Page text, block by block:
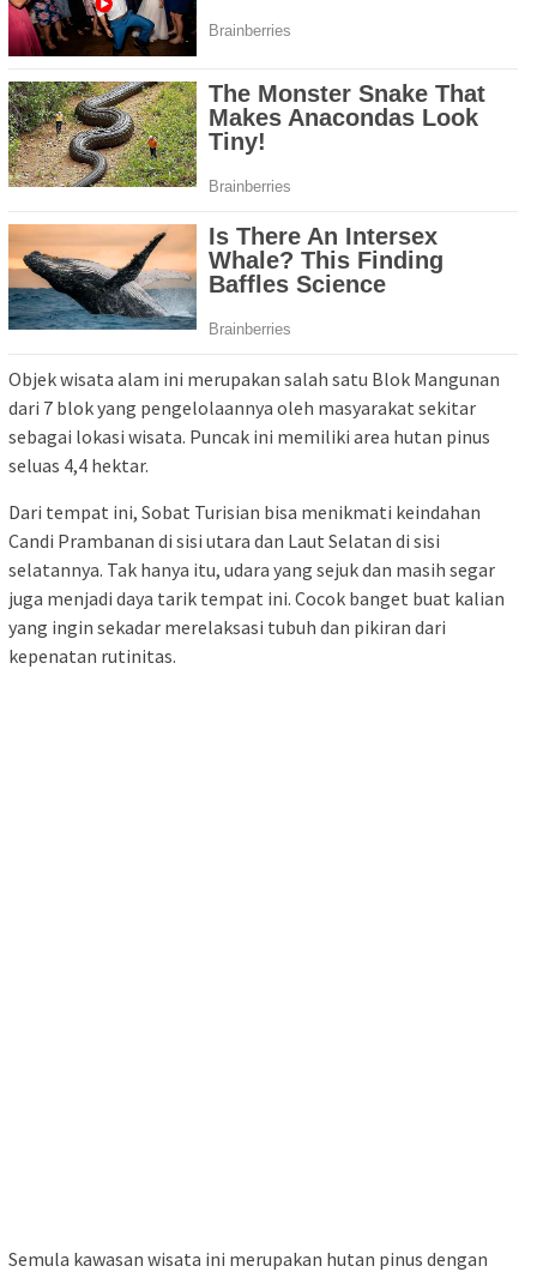
Objek wisata alam ini merupakan salah satu Blok Mangunan
dari 7 blok yang pengelolaannya oleh masyarakat sekitar
sebagai lokasi wisata. Puncak ini memiliki area hutan pinus
seluas 4,4 hektar.
Dari tempat ini, Sobat Turisian bisa menikmati keindahan
Candi Prambanan di sisi utara dan Laut Selatan di sisi
selatannya. Tak hanya itu, udara yang sejuk dan masih segar
juga menjadi daya tarik tempat ini. Cocok banget buat kalian
yang ingin sekadar merelaksasi tubuh dan pikiran dari
kepenatan rutinitas.
Semula kawasan wisata ini merupakan hutan pinus dengan